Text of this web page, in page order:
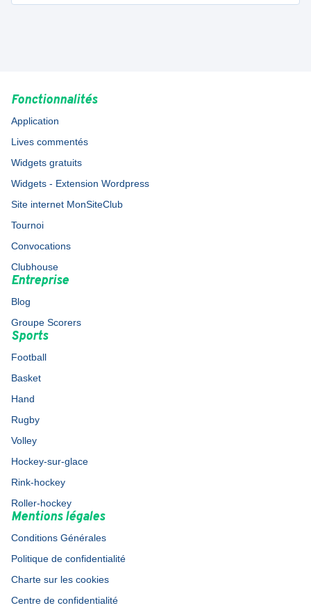
Fonctionnalités
Application
Lives commentés
Widgets gratuits
Widgets - Extension Wordpress
Site internet MonSiteClub
Tournoi
Convocations
Clubhouse
Entreprise
Blog
Groupe Scorers
Sports
Football
Basket
Hand
Rugby
Volley
Hockey-sur-glace
Rink-hockey
Roller-hockey
Mentions légales
Conditions Générales
Politique de confidentialité
Charte sur les cookies
Centre de confidentialité